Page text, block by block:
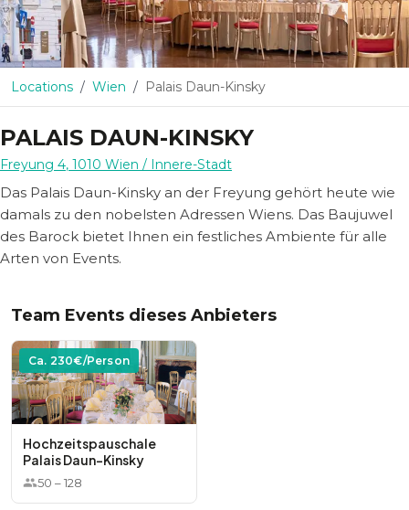
Locations Wien Palais Daun-Kinsky
PALAIS DAUN-KINSKY
Freyung 4, 1010 Wien / Innere-Stadt
Das Palais Daun-Kinsky an der Freyung gehört heute wie
damals zu den nobelsten Adressen Wiens. Das Baujuwel
des Barock bietet Ihnen ein festliches Ambiente für alle
Arten von Events.
Team Events dieses Anbieters
Ca. 230€/Person
Hochzeitspauschale
Palais Daun-Kinsky
50 –128